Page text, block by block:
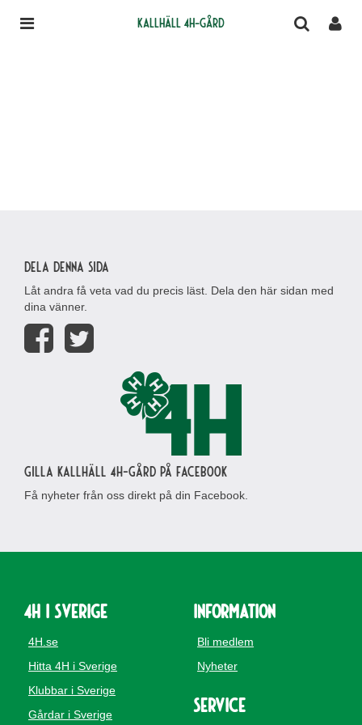
Kallhäll 4H-gård
Dela denna sida
Låt andra få veta vad du precis läst. Dela den här sidan med
dina vänner.
Gilla Kallhäll 4H-gård på Facebook
Få nyheter från oss direkt på din Facebook.
4H i Sverige
4H.se
Hitta 4H i Sverige
Klubbar i Sverige
Gårdar i Sverige
Information
Bli medlem
Nyheter
Service